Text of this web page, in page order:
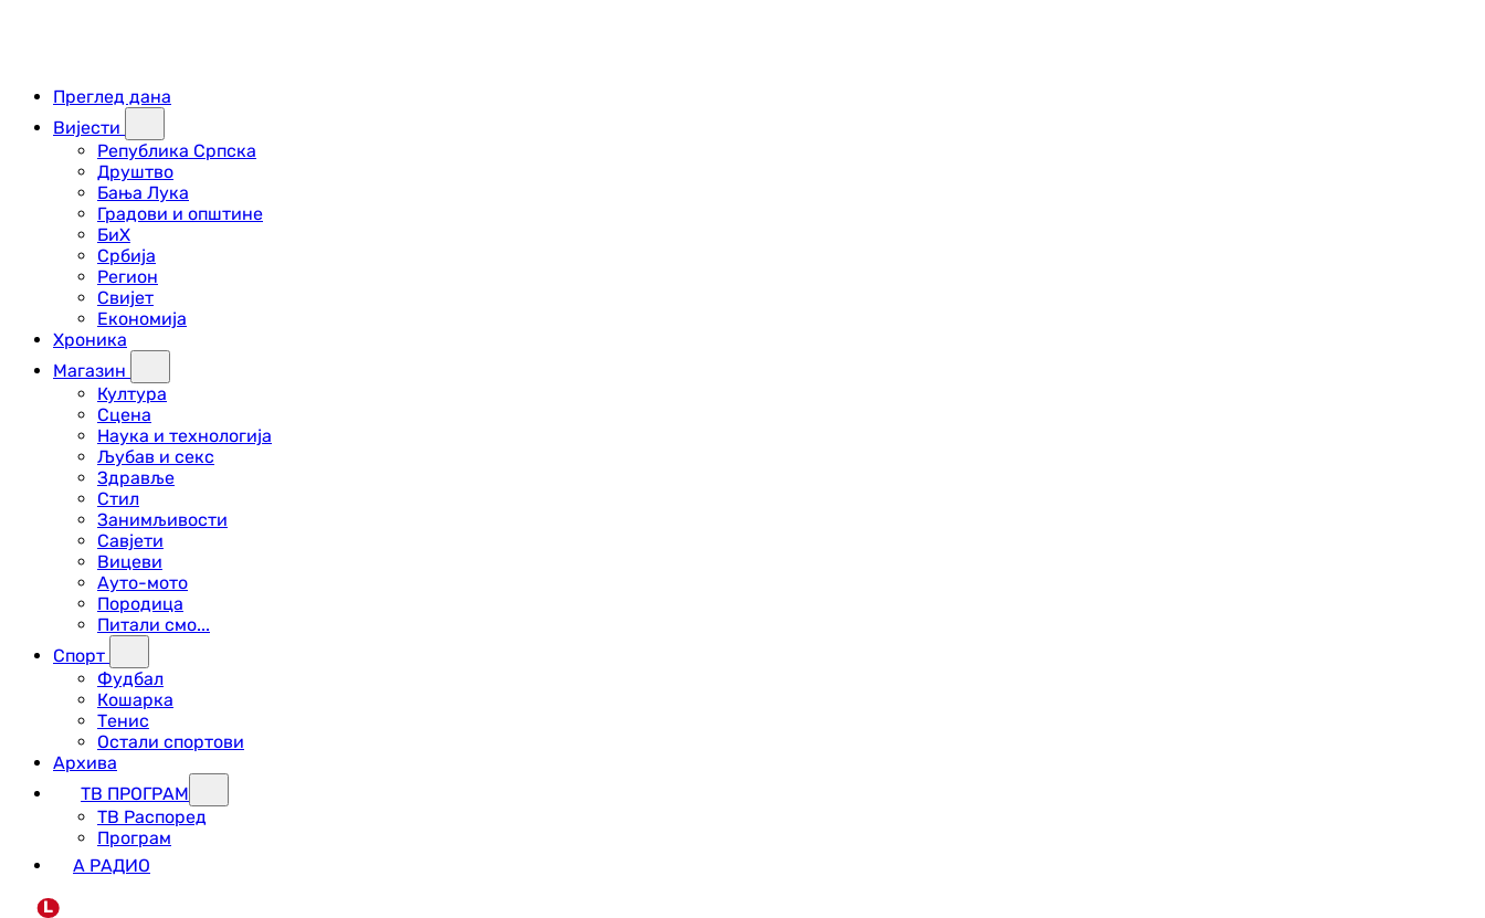
Преглед дана
Вијести
Република Српска
Друштво
Бања Лука
Градови и општине
БиХ
Србија
Регион
Свијет
Економија
Хроника
Магазин
Култура
Сцена
Наука и технологија
Љубав и секс
Здравље
Стил
Занимљивости
Савјети
Вицеви
Ауто-мото
Породица
Питали смо...
Спорт
Фудбал
Кошарка
Тенис
Остали спортови
Архива
ТВ ПРОГРАМ
ТВ Распоред
Програм
А РАДИО
L